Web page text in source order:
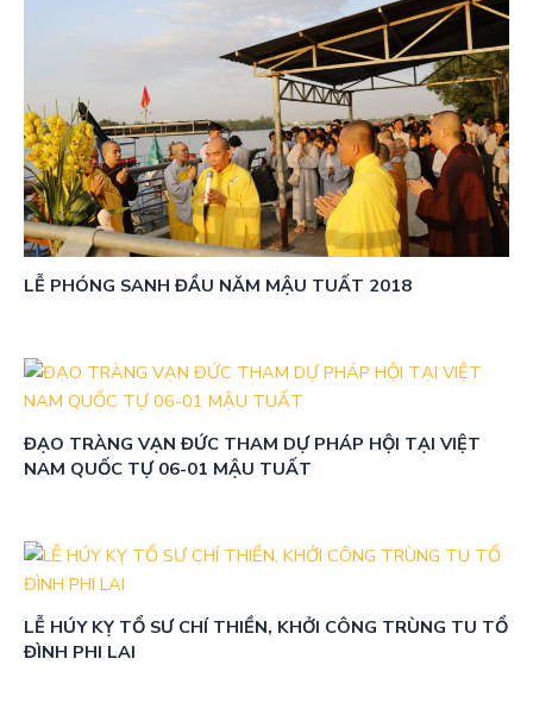
LỄ PHÓNG SANH ĐẦU NĂM MẬU TUẤT 2018
ĐẠO TRÀNG VẠN ĐỨC THAM DỰ PHÁP HỘI TẠI VIỆT
NAM QUỐC TỰ 06-01 MẬU TUẤT
LỄ HÚY KỴ TỔ SƯ CHÍ THIỀN, KHỞI CÔNG TRÙNG TU TỔ
ĐÌNH PHI LAI